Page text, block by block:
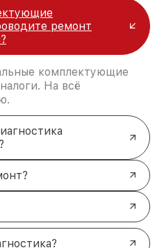
ремонт
комплектующие
На всё